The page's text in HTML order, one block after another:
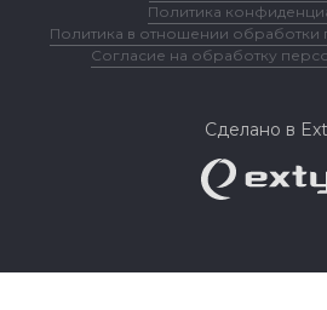
Политика
Политика в отношении обработки
Согласие на обработку
Сделано в